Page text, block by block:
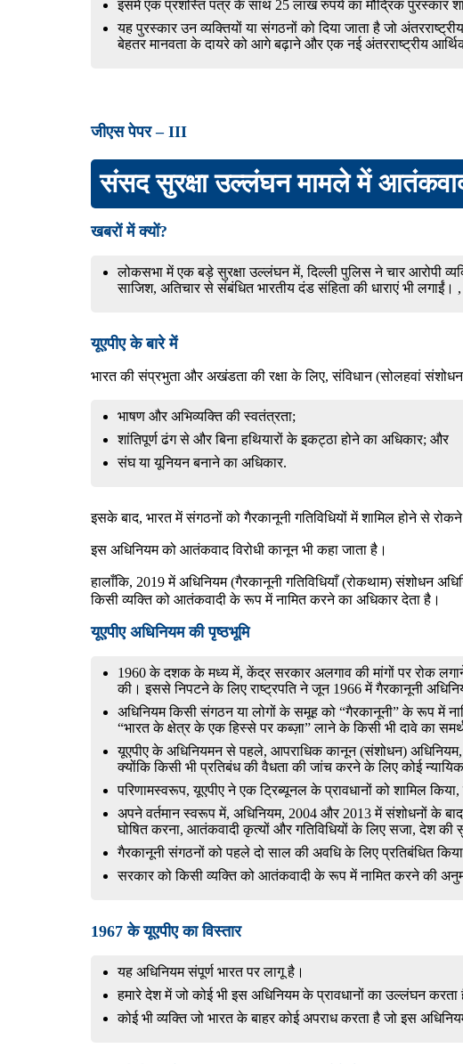
इसमें एक प्रशस्ति पत्र के साथ 25 लाख रुपये का मौद्रिक पुरस्कार
यह पुरस्कार उन व्यक्तियों या संगठनों को दिया जाता है जो
बेहतर मानवता के दायरे को आगे बढ़ाने और एक नई अंतरराष्ट्रीय
जीएस पेपर – III
संसद सुरक्षा उल्लंघन मामले में
खबरों में क्यों?
लोकसभा में एक बड़े सुरक्षा उल्लंघन में, दिल्ली पुलिस ने चार आरोपी
साजिश, अतिचार से संबंधित भारतीय दंड संहिता की धाराएं भी
यूएपीए के बारे में
भारत की संप्रभुता और अखंडता की रक्षा के लिए, संविधान (सोलहवां
भाषण और अभिव्यक्ति की स्वतंत्रता;
शांतिपूर्ण ढंग से और बिना हथियारों के इकट्ठा होने का अधिकार; और
संघ या यूनियन बनाने का अधिकार.
इसके बाद, भारत में संगठनों को गैरकानूनी गतिविधियों में शामिल होने से
इस अधिनियम को आतंकवाद विरोधी कानून भी कहा जाता है।
हालाँकि, 2019 में अधिनियम (गैरकानूनी गतिविधियाँ (रोकथाम) संशोधन
किसी व्यक्ति को आतंकवादी के रूप में नामित करने का अधिकार देता है।
यूएपीए अधिनियम की पृष्ठभूमि
1960 के दशक के मध्य में, केंद्र सरकार अलगाव की मांगों पर रोक लगाने
की। इससे निपटने के लिए राष्ट्रपति ने जून 1966 में गैरकानूनी
अधिनियम किसी संगठन या लोगों के समूह को “गैरकानूनी” के रूप में
“भारत के क्षेत्र के एक हिस्से पर कब्ज़ा” लाने के किसी भी दावे का
यूएपीए के अधिनियमन से पहले, आपराधिक कानून (संशोधन) अधिनियम,
क्योंकि किसी भी प्रतिबंध की वैधता की जांच करने के लिए कोई
परिणामस्वरूप, यूएपीए ने एक ट्रिब्यूनल के प्रावधानों को शामिल
अपने वर्तमान स्वरूप में, अधिनियम, 2004 और 2013 में संशोधनों के
घोषित करना, आतंकवादी कृत्यों और गतिविधियों के लिए सजा, देश की
गैरकानूनी संगठनों को पहले दो साल की अवधि के लिए प्रतिबंधित
सरकार को किसी व्यक्ति को आतंकवादी के रूप में नामित करने की
1967 के यूएपीए का विस्तार
यह अधिनियम संपूर्ण भारत पर लागू है।
हमारे देश में जो कोई भी इस अधिनियम के प्रावधानों का उल्लंघन
कोई भी व्यक्ति जो भारत के बाहर कोई अपराध करता है जो इस